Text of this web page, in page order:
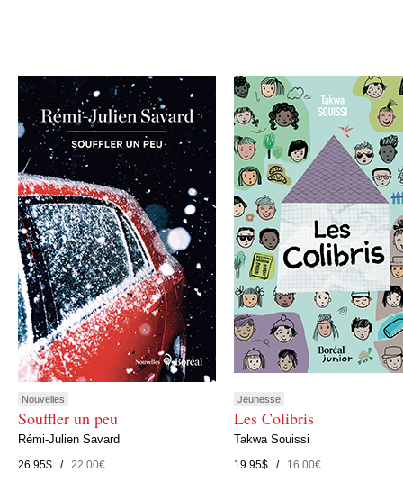
Nouvelles
Souffler un peu
Rémi-Julien Savard
26.95$ /22.00€
Jeunesse
Les Colibris
Takwa Souissi
19.95$ /16.00€